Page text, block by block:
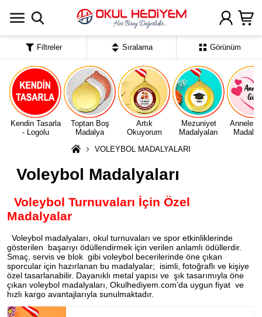
Kendin Tasarla
- Logolu
Toptan Boş
Madalya
Artık
Okuyorum
Mezuniyet
Madalyaları
Anneler
VOLEYBOL MADALYALARI
Voleybol Madalyaları
Voleybol Turnuvaları İçin Özel
Madalyalar
Voleybol madalyaları, okul turnuvaları ve spor etkinliklerinde
gösterilen başarıyı ödüllendirmek için verilen anlamlı ödüllerdir.
Smaç, servis ve blok gibi voleybol becerilerinde öne çıkan
sporcular için hazırlanan bu madalyalar; isimli, fotoğraflı ve kişiye
özel tasarlanabilir. Dayanıklı metal yapısı ve şık tasarımıyla öne
çıkan voleybol madalyaları, Okulhediyem.com’da uygun fiyat ve
hızlı kargo avantajlarıyla sunulmaktadır.
Filtreler Sıralama Görünüm
Uygulamada Aç